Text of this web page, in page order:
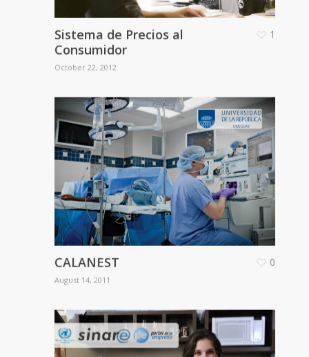
Sistema de Precios al
Consumidor
October 22, 2012
1
CALANEST
August 14, 2011
0